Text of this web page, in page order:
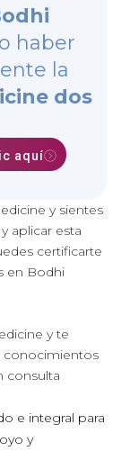
haber
la
dos
aquí
y sientes
aplicar esta
certificarte
en Bodhi
y te
conocimientos
consulta
e integral para
y